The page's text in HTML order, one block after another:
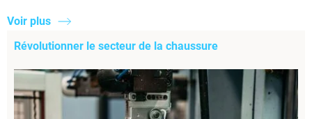
Voir plus
Révolutionner le secteur de la chaussure